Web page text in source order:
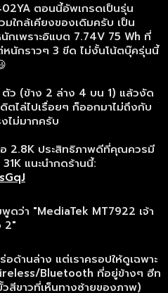
ตอนนี้อัพเกรดเป็นรุ่น
ใกล้เคียงของเดิมครับ เป็น
เพราะอิแบต 7.74V 75 Wh ที่
หนักราวๆ 3 ขีด ไม่งั้นโน้ตบุ๊ครุ่นนี้
ว (ข้าง 2 ล่าง 4 บน 1) แล้วงัด
ตไล่ไปเรื่อยๆ ก็ออกมาไม่ถึงกับ
ไม่มากครับ
2.8K ประสิทธิภาพดีที่คุณควรมี
แนะนำกดร้านนี้:
ด้านล่าง แต่เราครอปให้ดูเฉพาะ
Bluetooth ที่อยู่ข้างๆ ฮีท
สีขาวที่เห็นทางซ้ายของภาพ)